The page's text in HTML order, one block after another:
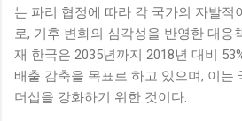
는 파리 협정에 따라 각 국가의 자발적
로, 기후 변화의 심각성을 반영한 대응
재 한국은 2035년까지 2018년 대비
배출 감축을 목표로 하고 있으며, 이는
더십을 강화하기 위한 것이다.